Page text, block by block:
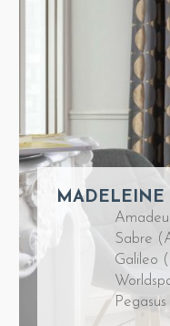
MADELEINE
Sabre
Galileo